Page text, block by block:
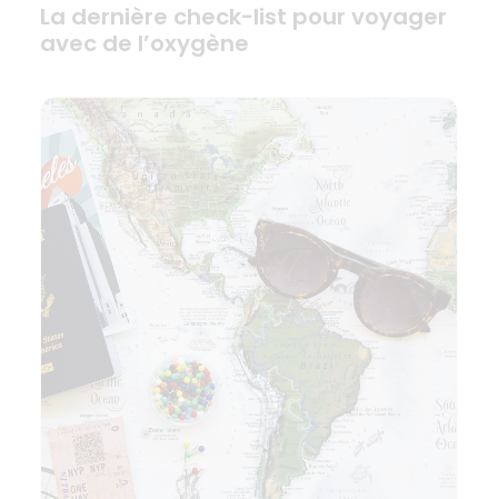
La dernière check-list pour voyager
avec de l’oxygène